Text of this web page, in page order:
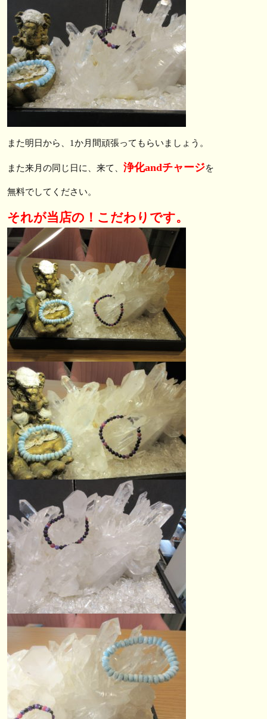
また明日から、1か月間頑張ってもらいましょう。
また来月の同じ日に、来て、浄化andチャージを
無料でしてください。
それが当店の！こだわりです。